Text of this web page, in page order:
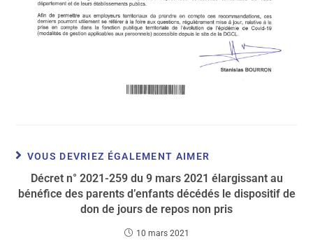
VOUS DEVRIEZ ÉGALEMENT AIMER
Décret n° 2021-259 du 9 mars 2021 élargissant au
bénéfice des parents d’enfants décédés le dispositif de
don de jours de repos non pris
10 mars 2021